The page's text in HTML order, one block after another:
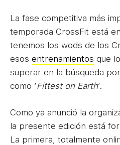
La fase competitiva más
temporada CrossFit está
tenemos los wods de los
esos entrenamientos que
superar en la búsqueda
como ‘Fittest on Earth‘.
Como ya anunció la
la presente edición está
La primera, totalmente